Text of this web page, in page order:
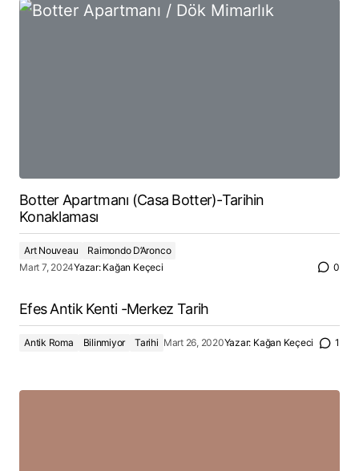
Botter Apartmanı (Casa Botter)-Tarihin
Konaklaması
Art Nouveau
Raimondo D’Aronco
Mart 7, 2024Yazar: Kağan Keçeci 0
Efes Antik Kenti -Merkez Tarih
Antik Roma Bilinmiyor Tarihi Mart 26, 2020Yazar: Kağan Keçeci 1